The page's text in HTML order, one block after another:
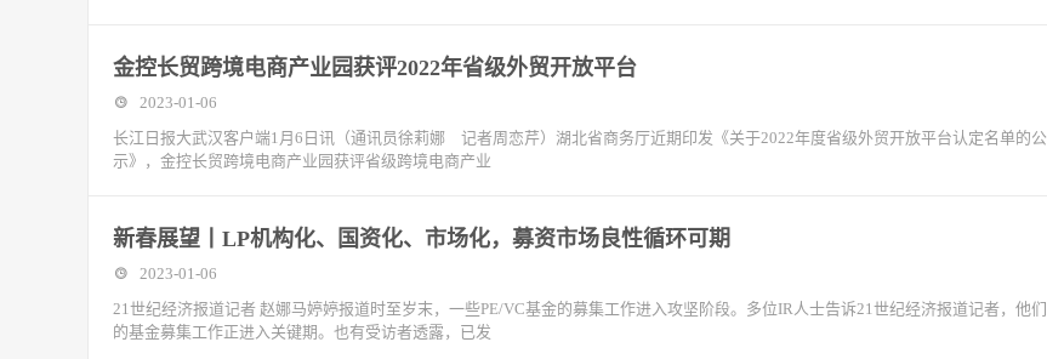
金控长贸跨境电商产业园获评2022年省级外贸开放平台
2023-01-06
长江日报大武汉客户端1月6日讯（通讯员徐莉娜 记者周恋芹）湖北省商务厅近期印发《关于2022年度省级外贸开放平台认定名单的公
示》，金控长贸跨境电商产业园获评省级跨境电商产业
新春展望丨LP机构化、国资化、市场化，募资市场良性循环可期
2023-01-06
21世纪经济报道记者 赵娜马婷婷报道时至岁末，一些PE/VC基金的募集工作进入攻坚阶段。多位IR人士告诉21世纪经济报道记者，他们
的基金募集工作正进入关键期。也有受访者透露，已发